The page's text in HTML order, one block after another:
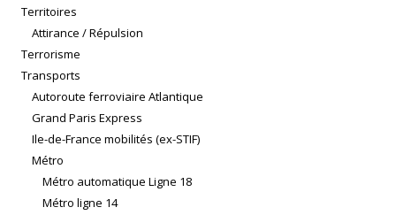
Territoires
Attirance / Répulsion
Terrorisme
Transports
Autoroute ferroviaire Atlantique
Grand Paris Express
Ile-de-France mobilités (ex-STIF)
Métro
Métro automatique Ligne 18
Métro ligne 14